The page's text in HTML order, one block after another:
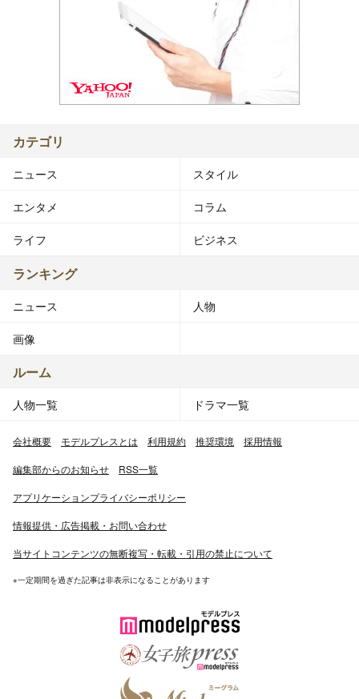
カテゴリ
ニュース スタイル
エンタメ コラム
ライフ ビジネス
ランキング
ニュース 人物
画像
ルーム
人物一覧 ドラマ一覧
会社概要 モデルプレスとは 利用規約 推奨環境 採用情報
編集部からのお知らせ RSS一覧
アプリケーションプライバシーポリシー
情報提供・広告掲載・お問い合わせ
当サイトコンテンツの無断複写・転載・引用の禁止について
※一定期間を過ぎた記事は非表示になることがあります